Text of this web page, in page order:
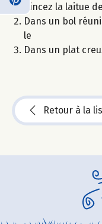
Rincez la laitue
Dans un bol
le
Dans un plat
Retour à la